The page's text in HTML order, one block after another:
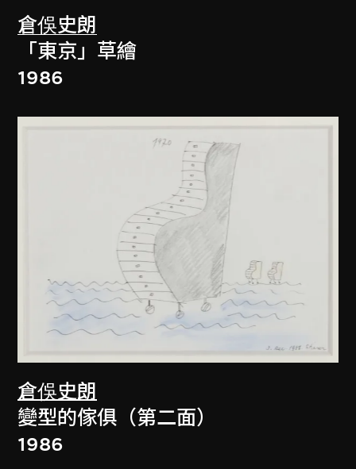
倉俁史朗
「東京」草繪
1986
倉俁史朗
變型的傢俱（第二面）
1986